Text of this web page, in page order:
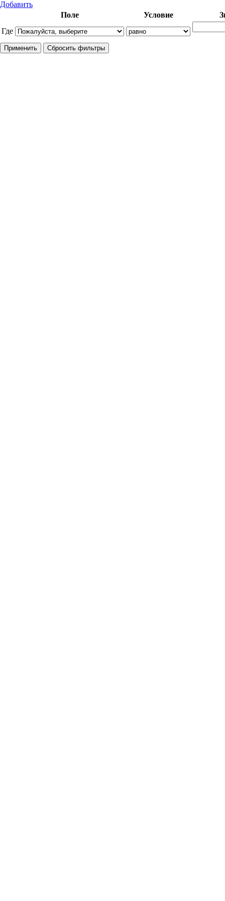
Добавить
Где
Поле Условие